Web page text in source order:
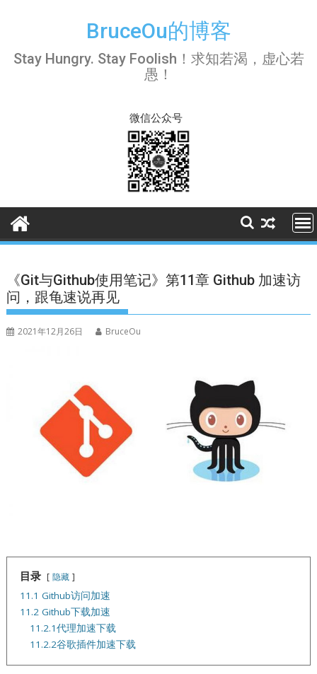
BruceOu的博客
Stay Hungry. Stay Foolish！求知若渴，虚心若
愚！
微信公众号
《Git与Github使用笔记》第11章 Github 加速访
问，跟龟速说再见
2021年12月26日 BruceOu
目录 隐藏
11.1 Github访问加速
11.2 Github下载加速
11.2.1代理加速下载
11.2.2谷歌插件加速下载